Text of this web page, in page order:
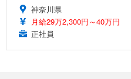
神奈川県
月給29万2,300円～40万円
正社員